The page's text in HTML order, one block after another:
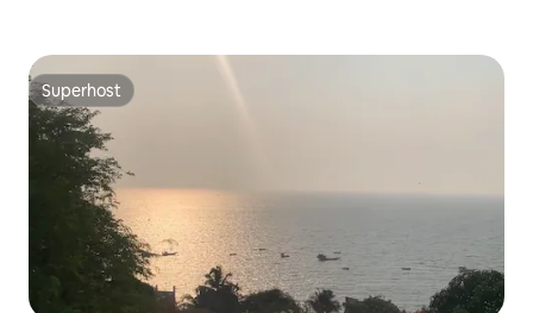
Superhost
Superhost